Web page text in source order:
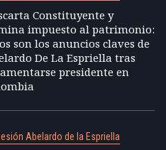
Constituyente y
impuesto al patrimonio:
son los anuncios claves de
De La Espriella tras
presidente en
Abelardo de la Espriella